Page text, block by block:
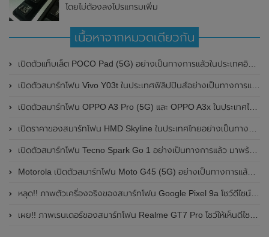
โดยไม่ต้องลงโปรแกรมเพิ่ม
เนื้อหาจากหมวดเดียวกัน
เปิดตัวแท็บเล็ต POCO Pad (5G) อย่างเป็นทางการแล้วในประเทศอินเดีย มาพร้อมชิปเซ็ต Snapdragon 7s Gen 2 ของ Qualcomm และรองรับเครือข่าย 5G
เปิดตัวสมาร์ทโฟน Vivo Y03t ในประเทศฟิลิปปินส์อย่างเป็นทางการแล้ว มาพร้อมชิปเซ็ต Unisoc T612 , กล้องหลัง ความละเอียด 13MP , แบตเตอรี่ 5,000mAh และหน้าจอแสดงผล LCD / 90Hz
เปิดตัวสมาร์ทโฟน OPPO A3 Pro (5G) และ OPPO A3x ในประเทศไทยอย่างเป็นทางการแล้ว ในราคาเริ่มต้นเพียง 3,999 บาท
เปิดราคาของสมาร์ทโฟน HMD Skyline ในประเทศไทยอย่างเป็นทางการแล้ว ราคา 14,990 บาท
เปิดตัวสมาร์ทโฟน Tecno Spark Go 1 อย่างเป็นทางการแล้ว มาพร้อมหน้าจอแสดงผล LCD / 120Hz , แบตเตอรี่ 5,000mAh และใช้ชิปเซ็ต Unisoc
Motorola เปิดตัวสมาร์ทโฟน Moto G45 (5G) อย่างเป็นทางการแล้วในอินเดีย
หลุด!! ภาพตัวเครื่องจริงของสมาร์ทโฟน Google Pixel 9a โชว์ดีไซน์ใหม่ กล้องหลังแบนราบ ไม่มีกรอบของกล้องแล้ว
เผย!! ภาพเรนเดอร์ของสมาร์ทโฟน Realme GT7 Pro โชว์ให้เห็นดีไซน์ใหม่ พร้อมเผยรายละเอียดสเปกที่สำคัญบางส่วน